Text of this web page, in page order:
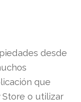
desde
que
Store o utilizar